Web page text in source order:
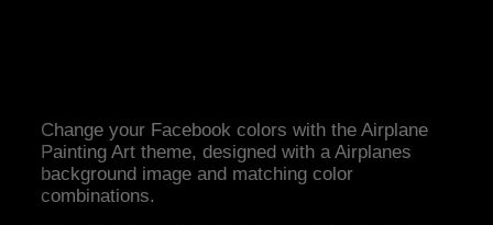
Change your Facebook colors with the Airplane
Painting Art theme, designed with a Airplanes
background image and matching color
combinations.